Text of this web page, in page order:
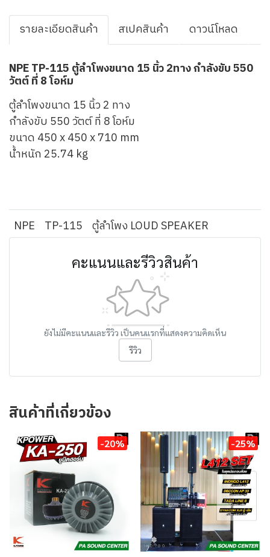
รายละเอียดสินค้า สเปคสินค้า ดาวน์โหลด
NPE TP-115 ตู้ลำโพงขนาด 15 นิ้ว 2ทาง กำลังขับ 550
วัตต์ ที่ 8 โอห์ม
ตู้ลำโพงขนาด 15 นิ้ว 2 ทาง
กำลังขับ 550 วัตต์ ที่ 8 โอห์ม
ขนาด 450 x 450 x 710 mm
น้ำหนัก 25.74 kg
NPE TP-115 ตู้ลำโพง LOUD SPEAKER
คะแนนและรีวิวสินค้า
ยังไม่มีคะแนนและรีวิว เป็นคนแรกที่แสดงความคิดเห็น
รีวิว
สินค้าที่เกี่ยวข้อง
-20% -25%